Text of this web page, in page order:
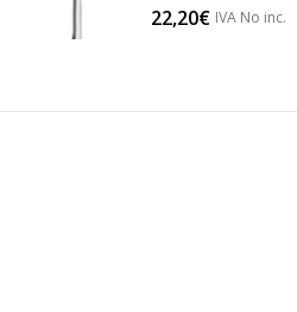
0 out of 5
22,20€ IVA No inc.